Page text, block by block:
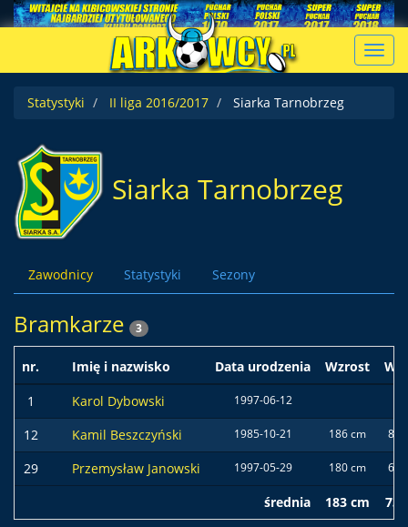
Statystyki
II liga 2016/2017 Siarka Tarnobrzeg
Siarka Tarnobrzeg
Zawodnicy Statystyki Sezony
Bramkarze 3
nr. Imię i nazwisko Data urodzenia Wzrost
1
Karol Dybowski 1997-06-12
12 Kamil Beszczyński 1985-10-21 186 cm 80
29 Przemysław Janowski 1997-05-29 180 cm 65
średnia 183 cm 73